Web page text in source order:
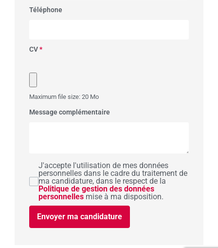
Téléphone
CV*
Maximum file size: 20 Mo
Message complémentaire
J'accepte l'utilisation de mes données
personnelles dans le cadre du traitement de
ma candidature, dans le respect de la
Politique de gestion des données
personnelles mise à ma disposition.
Envoyer ma candidature